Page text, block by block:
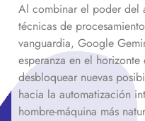
Al combinar el poder del
técnicas de
vanguardia, Google
esperanza en el
desbloquear nuevas
hacia la automatización
hombre-máquina más